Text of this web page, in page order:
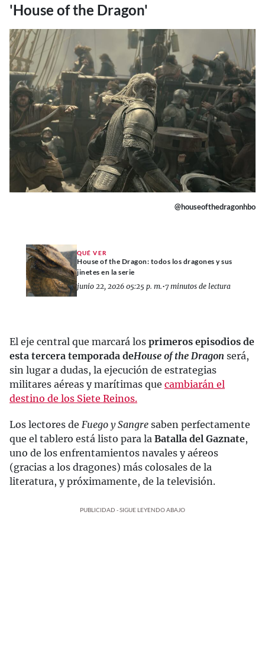
'House of the Dragon'
@houseofthedragonhbo
QUÉ VER
House of the Dragon: todos los dragones y sus
jinetes en la serie
junio 22, 2026 05:25 p. m.•7 minutos de lectura
El eje central que marcará los primeros episodios de
esta tercera temporada deHouse of the Dragon será,
sin lugar a dudas, la ejecución de estrategias
militares aéreas y marítimas que cambiarán el
destino de los Siete Reinos.
Los lectores de Fuego y Sangre saben perfectamente
que el tablero está listo para la Batalla del Gaznate,
uno de los enfrentamientos navales y aéreos
(gracias a los dragones) más colosales de la
literatura, y próximamente, de la televisión.
PUBLICIDAD - SIGUE LEYENDO ABAJO